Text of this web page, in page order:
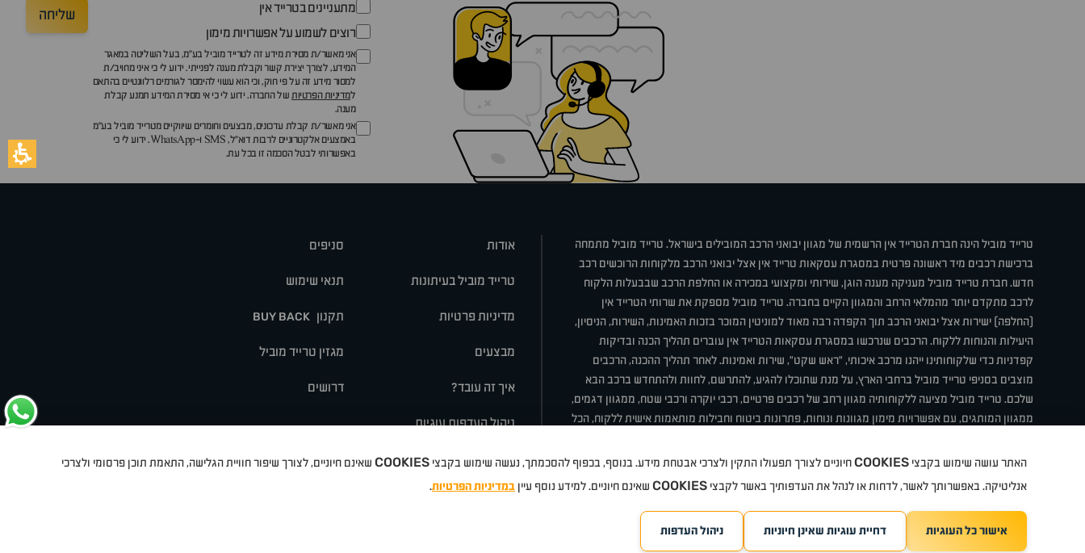
מתעניינים בטרייד אין
רוצים לשמוע על אפשרויות מימון
אני מאשר/ת מסירת מידע זה לטרייד מוביל בע"מ, בעל השליטה במאגר
המידע, לצורך יצירת קשר וקבלת מענה לפנייתי. ידוע לי כי איני מחויב/ת
למסור מידע זה על פי חוק, וכי הוא עשוי להימסר לגורמים רלוונטיים בהתאם
למדיניות הפרטיותשל החברה. ידוע לי כי אי מסירת המידע תמנע קבלת
מענה.
אני מאשר/ת קבלת עדכונים, מבצעים וחומרים שיווקיים מטרייד מוביל בע"מ
באמצעים אלקטרוניים לרבות דוא״ל, SMS ו-WhatsApp. ידוע לי כי
באפשרותי לבטל הסכמה זו בכל עת.
שליחה
טרייד מוביל הינה חברת הטרייד אין הרשמית של מגוון יבואני הרכב המובילים בישראל. טרייד מוביל מתמחה
ברכישת רכבים מיד ראשונה פרטית במסגרת עסקאות טרייד אין אצל יבואני הרכב מלקוחות הרוכשים רכב
חדש. חברת טרייד מוביל מעניקה מענה הוגן, שירותי ומקצועי במכירה או החלפת הרכב שבבעלות הלקוח
לרכב מתקדם יותר מהמלאי הרחב והמגוון הקיים בחברה. טרייד מוביל מספקת את שרותי הטרייד אין
(החלפה) ישירות אצל יבואני הרכב תוך הקפדה רבה מאוד למוניטין המוכר בזכות האמינות, השירות, הניסיון,
היעילות והנוחות ללקוח. הרכבים שנרכשו במסגרת עסקאות הטרייד אין עוברים תהליך הכנה ובדיקות
קפדניות כדי שלקוחותינו ייהנו מרכב איכותי, "ראש שקט", שירות ואמינות. לאחר תהליך ההכנה, הרכבים
מוצבים בסניפי טרייד מוביל ברחבי הארץ, על מנת שתוכלו להגיע, להתרשם, לחוות ולהתחדש ברכב הבא
שלכם. טרייד מוביל מציעה ללקוחותיה מגוון רחב של רכבים פרטיים, רכבי יוקרה ורכבי שטח, ממגוון דגמים,
ממגוון המותגים, עם אפשרויות מימון מגוונות ונוחות, פתרונות ביטוח וחבילות מותאמות אישית ללקוח, הכל
אודות סניפים
טרייד מוביל בעיתונות תנאי שימוש
מדיניות פרטיות תקנון BUY BACK
מבצעים מגזין טרייד מוביל
איך זה עובד? דרושים
ניהול העדפות עוגיות
קיהסיטרואןאופלפיג'וMG
Geelyמזדהבי ווי דיצ'ריטסלהניסאןטויוטה דאצ'יה פולקסווגןטסלהג'יפ ב מ וולקסוסאאודיסקודה
TradeMobile instagram
TradeMobile youtube
TradeMobile facebook ריגו מרקטינג - קידום אתרים כל הזכויות שמורות טרייד מוביל
האתר עושה שימוש בקבצי COOKIESחיוניים לצורך תפעולו התקין ולצרכי אבטחת מידע. בנוסף, בכפוף להסכמתך, נעשה שימוש בקבצי COOKIES שאינם חיוניים, לצורך שיפור חוויית הגלישה, התאמת תוכן פרסומי ולצרכי
אנליטיקה. באפשרותך לאשר, לדחות או לנהל את העדפותיך באשר לקבצי COOKIES שאינם חיוניים. למידע נוסף עיין במדיניות הפרטיות.
אישור כל העוגיות דחיית עוגיות שאינן חיוניות ניהול העדפות